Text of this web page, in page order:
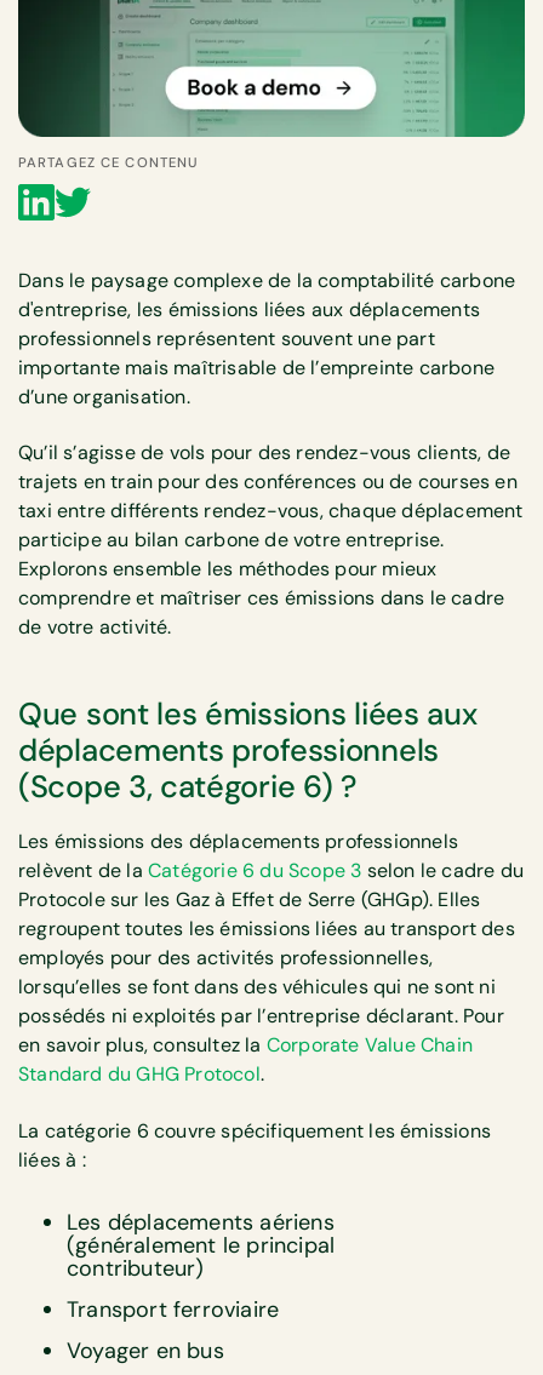
PARTAGEZ CE CONTENU
Dans le paysage complexe de la comptabilité carbone
d'entreprise, les émissions liées aux déplacements
professionnels représentent souvent une part
importante mais maîtrisable de l’empreinte carbone
d’une organisation.
Qu’il s’agisse de vols pour des rendez-vous clients, de
trajets en train pour des conférences ou de courses en
taxi entre différents rendez-vous, chaque déplacement
participe au bilan carbone de votre entreprise.
Explorons ensemble les méthodes pour mieux
comprendre et maîtriser ces émissions dans le cadre
de votre activité.
Que sont les émissions liées aux
déplacements professionnels
(Scope 3, catégorie 6) ?
Les émissions des déplacements professionnels
relèvent de la Catégorie 6 du Scope 3 selon le cadre du
Protocole sur les Gaz à Effet de Serre (GHGp). Elles
regroupent toutes les émissions liées au transport des
employés pour des activités professionnelles,
lorsqu’elles se font dans des véhicules qui ne sont ni
possédés ni exploités par l’entreprise déclarant. Pour
en savoir plus, consultez la Corporate Value Chain
Standard du GHG Protocol.
La catégorie 6 couvre spécifiquement les émissions
liées à :
Les déplacements aériens
(généralement le principal
contributeur)
Transport ferroviaire
Voyager en bus